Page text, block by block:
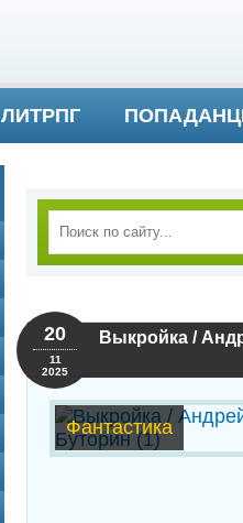
ЛИТРПГ
Выкройка /
20
11
2025
Фантастика